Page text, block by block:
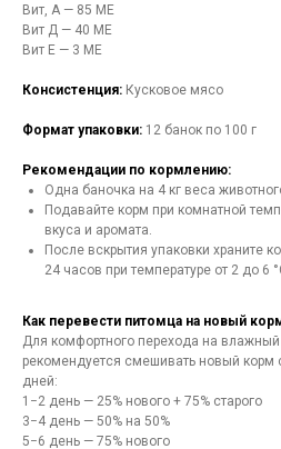
Вит, А — 85 МЕ
Вит Д — 40 МЕ
Вит Е — 3 МЕ
Консистенция: Кусковое мясо
Формат упаковки: 12 банок по 100 г
Рекомендации по кормлению:
Одна баночка на 4 кг веса
Подавайте корм при комнатной
вкуса и аромата.
После вскрытия упаковки храните
24 часов при температуре от 2 до 6
Как перевести питомца на новый
Для комфортного перехода на
рекомендуется смешивать новый
дней:
1−2 день — 25% нового + 75% старого
3−4 день — 50% на 50%
5−6 день — 75% нового